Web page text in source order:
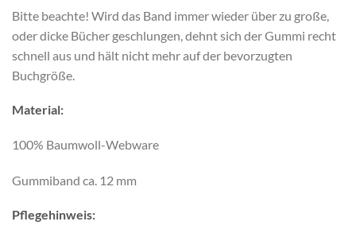
Bitte beachte! Wird das Band immer wieder über zu große,
oder dicke Bücher geschlungen, dehnt sich der Gummi recht
schnell aus und hält nicht mehr auf der bevorzugten
Buchgröße.
Material:
100% Baumwoll-Webware
Gummiband ca. 12 mm
Pflegehinweis: